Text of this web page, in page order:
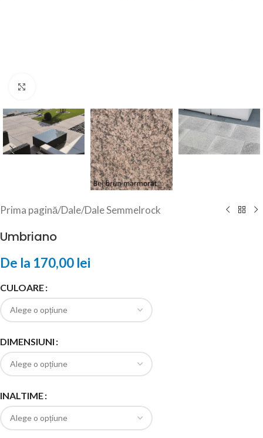
Prima pagină/Dale/Dale Semmelrock
Umbriano
De la 170,00 lei
CULOARE
DIMENSIUNI
INALTIME